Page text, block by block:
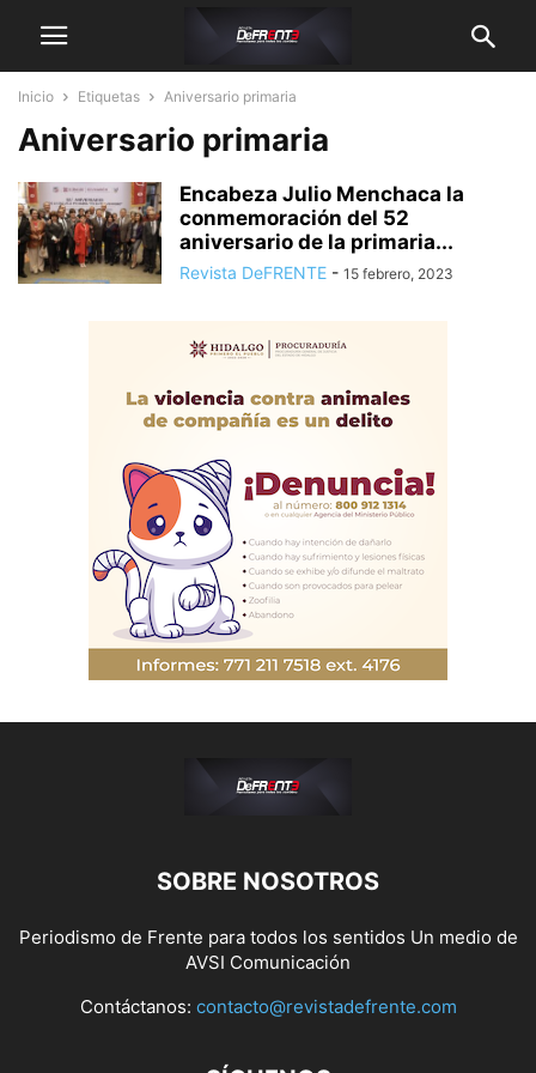
Inicio Etiquetas Aniversario primaria
Aniversario primaria
Encabeza Julio Menchaca la
conmemoración del 52
aniversario de la primaria...
Revista DeFRENTE - 15 febrero, 2023
SOBRE NOSOTROS
Periodismo de Frente para todos los sentidos Un medio de
AVSI Comunicación
Contáctanos: contacto@revistadefrente.com